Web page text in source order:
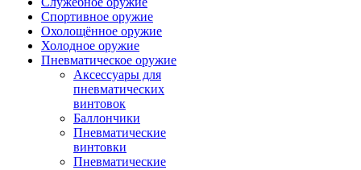
Спортивное оружие
Охолощённое оружие
Холодное оружие
Пневматическое оружие
Аксессуары для
пневматических
винтовок
Баллончики
Пневматические
винтовки
Пневматические